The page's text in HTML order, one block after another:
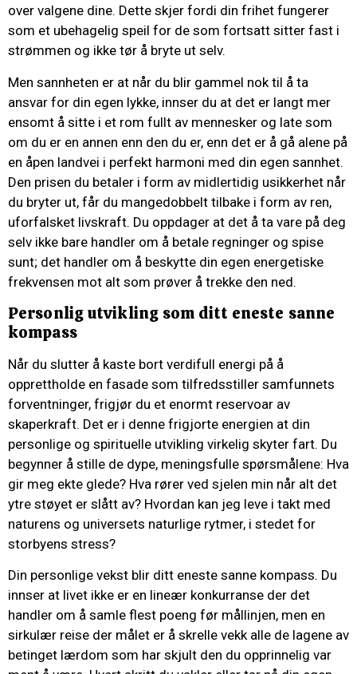
over valgene dine. Dette skjer fordi din frihet fungerer
som et ubehagelig speil for de som fortsatt sitter fast i
strømmen og ikke tør å bryte ut selv.
Men sannheten er at når du blir gammel nok til å ta
ansvar for din egen lykke, innser du at det er langt mer
ensomt å sitte i et rom fullt av mennesker og late som
om du er en annen enn den du er, enn det er å gå alene på
en åpen landvei i perfekt harmoni med din egen sannhet.
Den prisen du betaler i form av midlertidig usikkerhet når
du bryter ut, får du mangedobbelt tilbake i form av ren,
uforfalsket livskraft. Du oppdager at det å ta vare på deg
selv ikke bare handler om å betale regninger og spise
sunt; det handler om å beskytte din egen energetiske
frekvensen mot alt som prøver å trekke den ned.
Personlig utvikling som ditt eneste sanne
kompass
Når du slutter å kaste bort verdifull energi på å
opprettholde en fasade som tilfredsstiller samfunnets
forventninger, frigjør du et enormt reservoar av
skaperkraft. Det er i denne frigjorte energien at din
personlige og spirituelle utvikling virkelig skyter fart. Du
begynner å stille de dype, meningsfulle spørsmålene: Hva
gir meg ekte glede? Hva rører ved sjelen min når alt det
ytre støyet er slått av? Hvordan kan jeg leve i takt med
naturens og universets naturlige rytmer, i stedet for
storbyens stress?
Din personlige vekst blir ditt eneste sanne kompass. Du
innser at livet ikke er en lineær konkurranse der det
handler om å samle flest poeng før mållinjen, men en
sirkulær reise der målet er å skrelle vekk alle de lagene av
betinget lærdom som har skjult den du opprinnelig var